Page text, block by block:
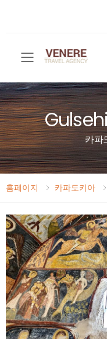
카파
홈페이지 카파도키아